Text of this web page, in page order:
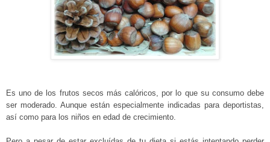
Es uno de los frutos secos más calóricos, por lo que su consumo debe
ser moderado. Aunque están especialmente indicadas para deportistas,
así como para los niños en edad de crecimiento.